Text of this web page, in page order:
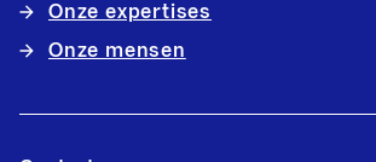
Onze expertises
Onze mensen